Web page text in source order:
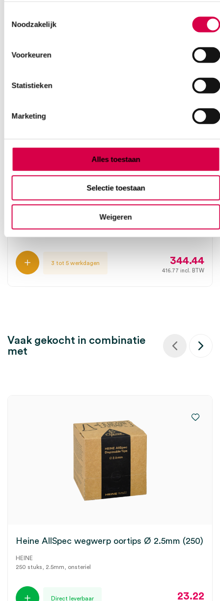
Noodzakelijk
Voorkeuren
Statistieken
Marketing
Alles toestaan
Selectie toestaan
Weigeren
4 herbruikbare tips (set)
1 set, BETA 400, onsteriel
3 tot 5 werkdagen 344.44
416.77 incl. BTW
Vaak gekocht in combinatie
met
Heine AllSpec wegwerp oortips Ø 2.5mm (250)
HEINE
250 stuks, 2.5mm, onsteriel
Direct leverbaar 23.22